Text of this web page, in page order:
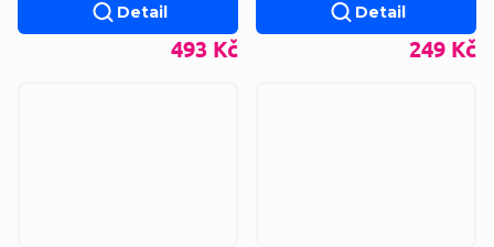
493 Kč
Detail
249 Kč
Detail